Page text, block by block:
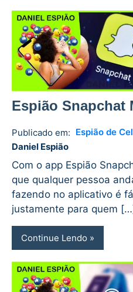
Espião Snapchat
Publicado em: Espião de
Daniel Espião
Daniel
No
Com o app Espião
que qualquer pessoa
fazendo no aplicativo é
justamente para quem
Continue Lendo